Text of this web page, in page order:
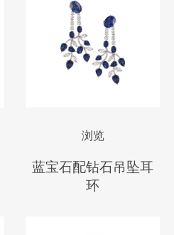
浏览
蓝宝石配钻石吊坠耳
环